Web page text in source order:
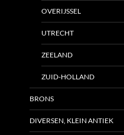
OVERIJSSEL
UTRECHT
ZEELAND
ZUID-HOLLAND
BRONS
DIVERSEN, KLEIN ANTIEK